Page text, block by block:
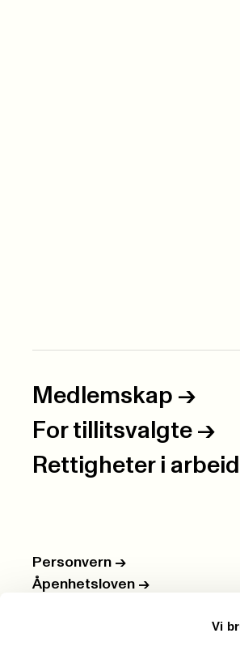
Vi
Medlemskap ->
For tillitsvalgte ->
Rettigheter i
Personvern ->
Åpenhetsloven ->